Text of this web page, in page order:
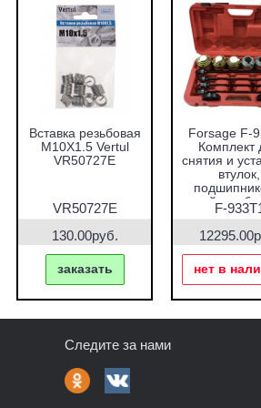
Набор фиксаторов
валов VAG 1.2 TFSI
Vertul VR50661
VR50661
1000.00руб.
заказать
Набор фрез для
восстановления
гнёзд дизельных
форсунок 7пр.
Vertul VR50337
VR50337
2670.00руб.
заказать
Следите за нами